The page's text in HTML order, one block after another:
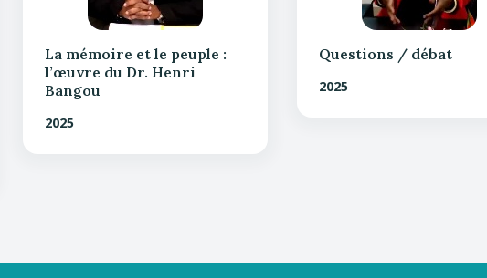
La mémoire et le peuple :
l’œuvre du Dr. Henri
Bangou
2025
Questions / débat
2025